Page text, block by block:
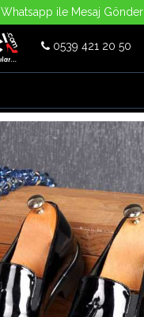
Whatsapp ile Mesaj Gönder
0539 421 20 50